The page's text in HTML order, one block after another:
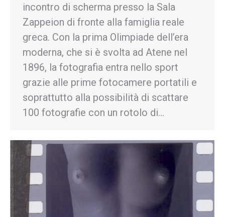
incontro di scherma presso la Sala
Zappeion di fronte alla famiglia reale
greca. Con la prima Olimpiade dell’era
moderna, che si è svolta ad Atene nel
1896, la fotografia entra nello sport
grazie alle prime fotocamere portatili e
soprattutto alla possibilità di scattare
100 fotografie con un rotolo di…